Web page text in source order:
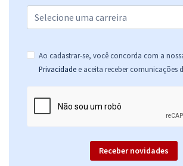
Ao cadastrar-se, você concorda com a
Privacidade e aceita receber comunicações
Receber novidades